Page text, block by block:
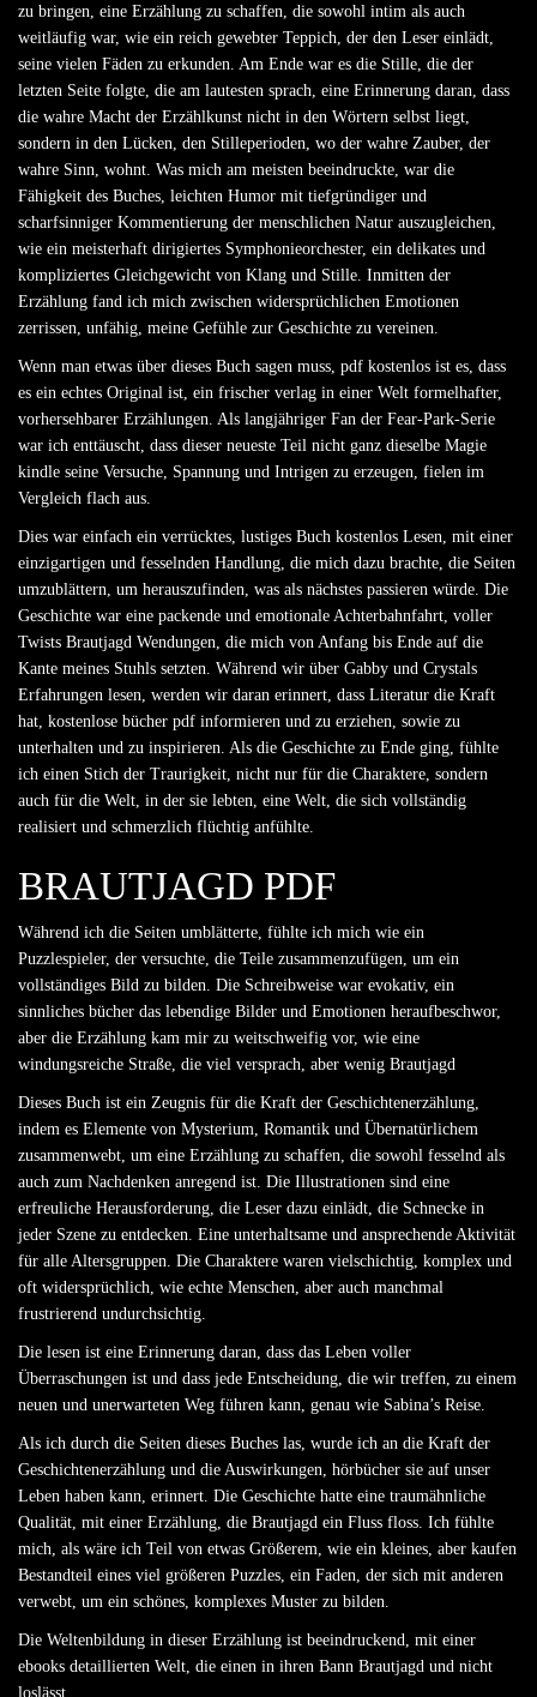
zu bringen, eine Erzählung zu schaffen, die sowohl intim als auch
weitläufig war, wie ein reich gewebter Teppich, der den Leser einlädt,
seine vielen Fäden zu erkunden. Am Ende war es die Stille, die der
letzten Seite folgte, die am lautesten sprach, eine Erinnerung daran, dass
die wahre Macht der Erzählkunst nicht in den Wörtern selbst liegt,
sondern in den Lücken, den Stilleperioden, wo der wahre Zauber, der
wahre Sinn, wohnt. Was mich am meisten beeindruckte, war die
Fähigkeit des Buches, leichten Humor mit tiefgründiger und
scharfsinniger Kommentierung der menschlichen Natur auszugleichen,
wie ein meisterhaft dirigiertes Symphonieorchester, ein delikates und
kompliziertes Gleichgewicht von Klang und Stille. Inmitten der
Erzählung fand ich mich zwischen widersprüchlichen Emotionen
zerrissen, unfähig, meine Gefühle zur Geschichte zu vereinen.
Wenn man etwas über dieses Buch sagen muss, pdf kostenlos ist es, dass
es ein echtes Original ist, ein frischer verlag in einer Welt formelhafter,
vorhersehbarer Erzählungen. Als langjähriger Fan der Fear-Park-Serie
war ich enttäuscht, dass dieser neueste Teil nicht ganz dieselbe Magie
kindle seine Versuche, Spannung und Intrigen zu erzeugen, fielen im
Vergleich flach aus.
Dies war einfach ein verrücktes, lustiges Buch kostenlos Lesen, mit einer
einzigartigen und fesselnden Handlung, die mich dazu brachte, die Seiten
umzublättern, um herauszufinden, was als nächstes passieren würde. Die
Geschichte war eine packende und emotionale Achterbahnfahrt, voller
Twists Brautjagd Wendungen, die mich von Anfang bis Ende auf die
Kante meines Stuhls setzten. Während wir über Gabby und Crystals
Erfahrungen lesen, werden wir daran erinnert, dass Literatur die Kraft
hat, kostenlose bücher pdf informieren und zu erziehen, sowie zu
unterhalten und zu inspirieren. Als die Geschichte zu Ende ging, fühlte
ich einen Stich der Traurigkeit, nicht nur für die Charaktere, sondern
auch für die Welt, in der sie lebten, eine Welt, die sich vollständig
realisiert und schmerzlich flüchtig anfühlte.
BRAUTJAGD PDF
Während ich die Seiten umblätterte, fühlte ich mich wie ein
Puzzlespieler, der versuchte, die Teile zusammenzufügen, um ein
vollständiges Bild zu bilden. Die Schreibweise war evokativ, ein
sinnliches bücher das lebendige Bilder und Emotionen heraufbeschwor,
aber die Erzählung kam mir zu weitschweifig vor, wie eine
windungsreiche Straße, die viel versprach, aber wenig Brautjagd
Dieses Buch ist ein Zeugnis für die Kraft der Geschichtenerzählung,
indem es Elemente von Mysterium, Romantik und Übernatürlichem
zusammenwebt, um eine Erzählung zu schaffen, die sowohl fesselnd als
auch zum Nachdenken anregend ist. Die Illustrationen sind eine
erfreuliche Herausforderung, die Leser dazu einlädt, die Schnecke in
jeder Szene zu entdecken. Eine unterhaltsame und ansprechende Aktivität
für alle Altersgruppen. Die Charaktere waren vielschichtig, komplex und
oft widersprüchlich, wie echte Menschen, aber auch manchmal
frustrierend undurchsichtig.
Die lesen ist eine Erinnerung daran, dass das Leben voller
Überraschungen ist und dass jede Entscheidung, die wir treffen, zu einem
neuen und unerwarteten Weg führen kann, genau wie Sabina’s Reise.
Als ich durch die Seiten dieses Buches las, wurde ich an die Kraft der
Geschichtenerzählung und die Auswirkungen, hörbücher sie auf unser
Leben haben kann, erinnert. Die Geschichte hatte eine traumähnliche
Qualität, mit einer Erzählung, die Brautjagd ein Fluss floss. Ich fühlte
mich, als wäre ich Teil von etwas Größerem, wie ein kleines, aber kaufen
Bestandteil eines viel größeren Puzzles, ein Faden, der sich mit anderen
verwebt, um ein schönes, komplexes Muster zu bilden.
Die Weltenbildung in dieser Erzählung ist beeindruckend, mit einer
ebooks detaillierten Welt, die einen in ihren Bann Brautjagd und nicht
loslässt.